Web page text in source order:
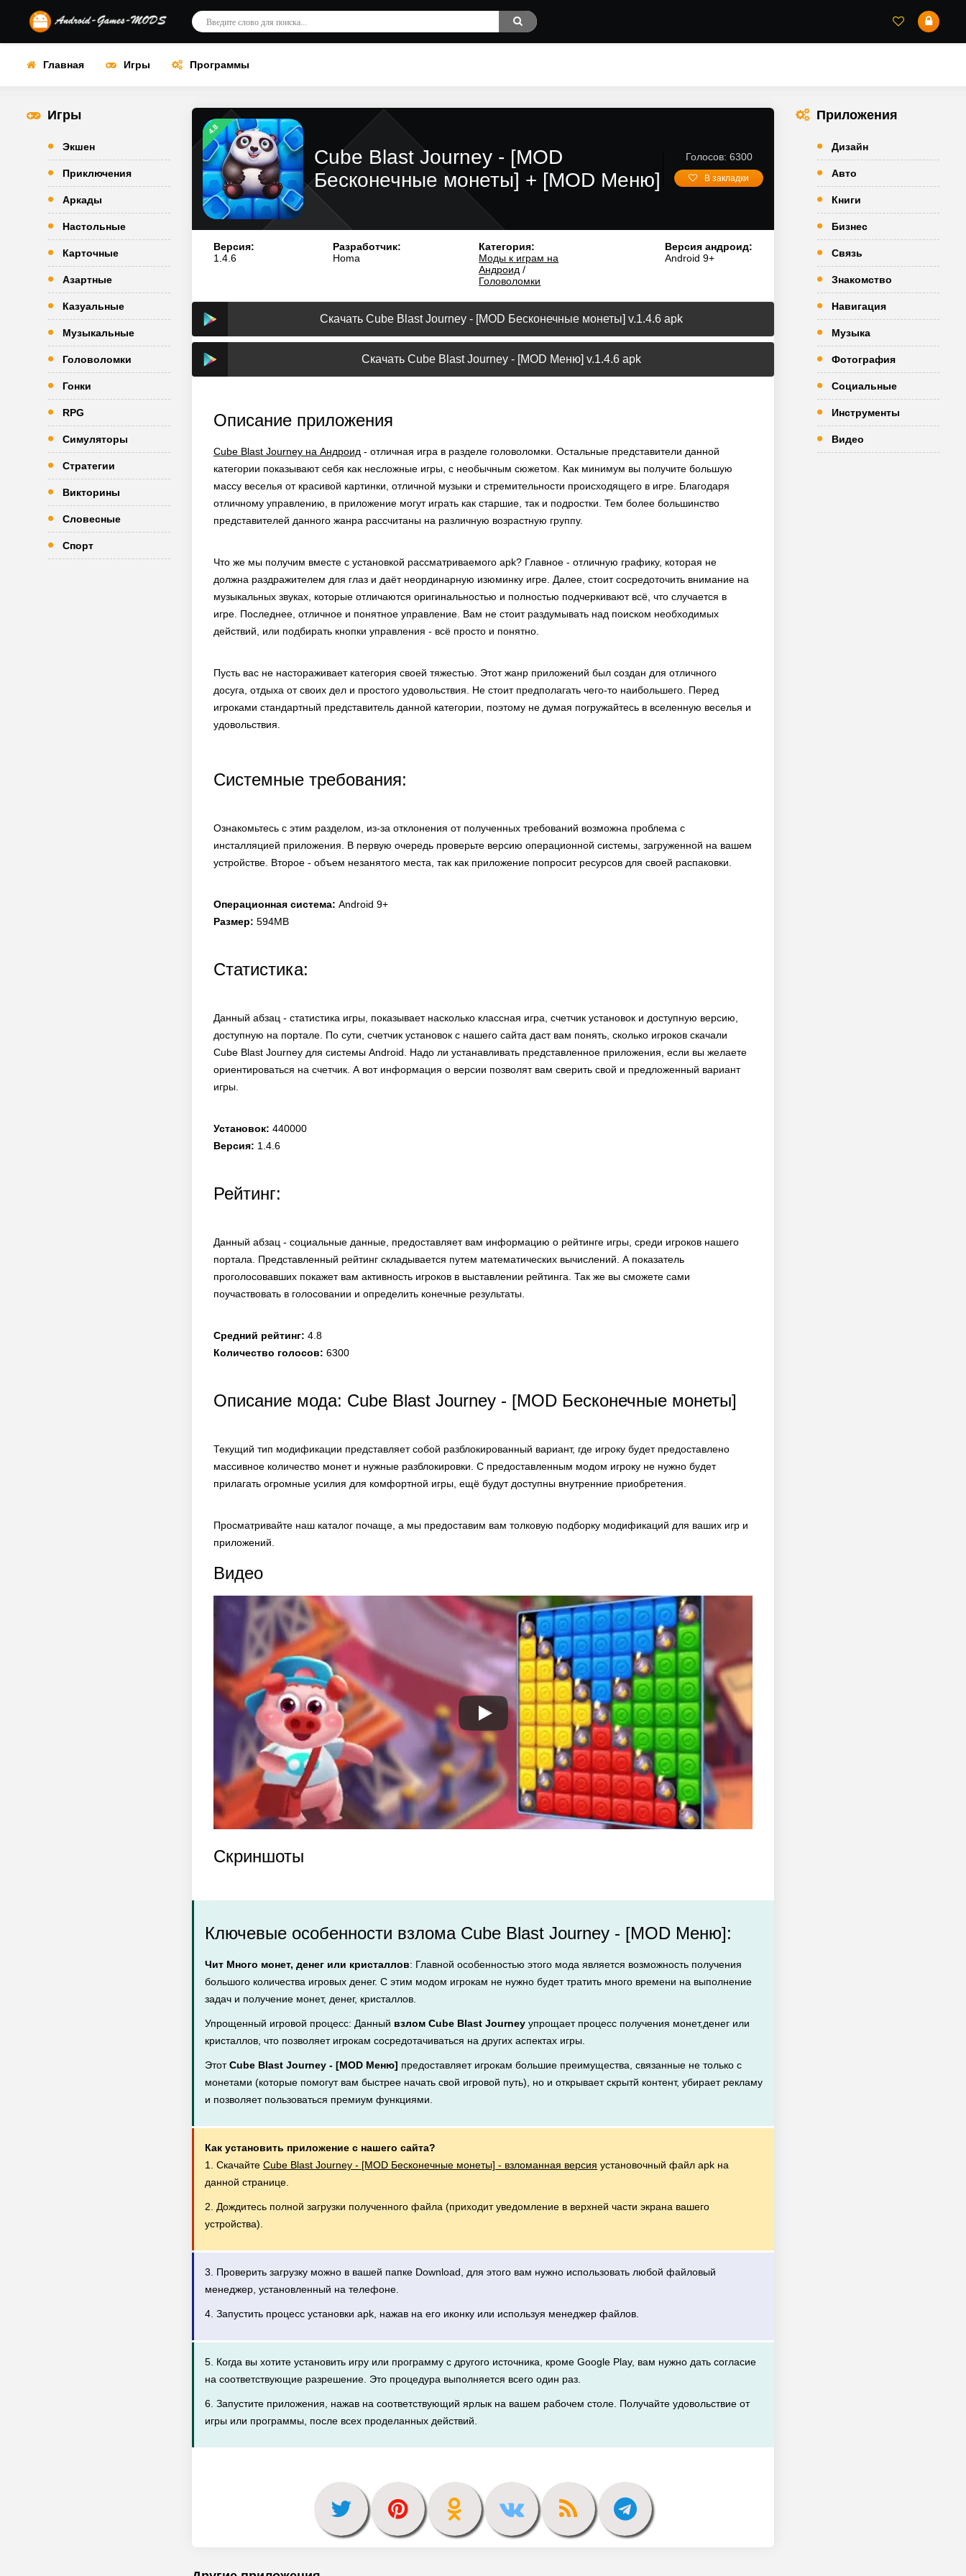
Главная Игры Программы
Игры
Экшен
Приключения
Аркады
Настольные
Карточные
Азартные
Казуальные
Музыкальные
Головоломки
Гонки
RPG
Симуляторы
Стратегии
Викторины
Словесные
Спорт
4.8
Cube Blast Journey - [MOD
Бесконечные монеты] + [MOD Меню]
Голосов: 6300
В закладки
Версия:
1.4.6
Разработчик:
Homa
Категория:
Моды к играм на
Андроид /
Головоломки
Версия андроид:
Android 9+
Скачать Cube Blast Journey - [MOD Бесконечные монеты] v.1.4.6 apk
Скачать Cube Blast Journey - [MOD Меню] v.1.4.6 apk
Описание приложения
Cube Blast Journey на Андроид - отличная игра в разделе головоломки. Остальные представители данной
категории показывают себя как несложные игры, с необычным сюжетом. Как минимум вы получите большую
массу веселья от красивой картинки, отличной музыки и стремительности происходящего в игре. Благодаря
отличному управлению, в приложение могут играть как старшие, так и подростки. Тем более большинство
представителей данного жанра рассчитаны на различную возрастную группу.
Что же мы получим вместе с установкой рассматриваемого apk? Главное - отличную графику, которая не
должна раздражителем для глаз и даёт неординарную изюминку игре. Далее, стоит сосредоточить внимание на
музыкальных звуках, которые отличаются оригинальностью и полностью подчеркивают всё, что случается в
игре. Последнее, отличное и понятное управление. Вам не стоит раздумывать над поиском необходимых
действий, или подбирать кнопки управления - всё просто и понятно.
Пусть вас не настораживает категория своей тяжестью. Этот жанр приложений был создан для отличного
досуга, отдыха от своих дел и простого удовольствия. Не стоит предполагать чего-то наибольшего. Перед
игроками стандартный представитель данной категории, поэтому не думая погружайтесь в вселенную веселья и
удовольствия.
Системные требования:
Ознакомьтесь с этим разделом, из-за отклонения от полученных требований возможна проблема с
инсталляцией приложения. В первую очередь проверьте версию операционной системы, загруженной на вашем
устройстве. Второе - объем незанятого места, так как приложение попросит ресурсов для своей распаковки.
Операционная система: Android 9+
Размер: 594MB
Статистика:
Данный абзац - статистика игры, показывает насколько классная игра, счетчик установок и доступную версию,
доступную на портале. По сути, счетчик установок с нашего сайта даст вам понять, сколько игроков скачали
Cube Blast Journey для системы Android. Надо ли устанавливать представленное приложения, если вы желаете
ориентироваться на счетчик. А вот информация о версии позволят вам сверить свой и предложенный вариант
игры.
Установок: 440000
Версия: 1.4.6
Рейтинг:
Данный абзац - социальные данные, предоставляет вам информацию о рейтинге игры, среди игроков нашего
портала. Представленный рейтинг складывается путем математических вычислений. А показатель
проголосовавших покажет вам активность игроков в выставлении рейтинга. Так же вы сможете сами
поучаствовать в голосовании и определить конечные результаты.
Средний рейтинг: 4.8
Количество голосов: 6300
Описание мода: Cube Blast Journey - [MOD Бесконечные монеты]
Текущий тип модификации представляет собой разблокированный вариант, где игроку будет предоставлено
массивное количество монет и нужные разблокировки. С предоставленным модом игроку не нужно будет
прилагать огромные усилия для комфортной игры, ещё будут доступны внутренние приобретения.
Просматривайте наш каталог почаще, а мы предоставим вам толковую подборку модификаций для ваших игр и
приложений.
Видео
Скриншоты
Ключевые особенности взлома Cube Blast Journey - [MOD Меню]:
Чит Много монет, денег или кристаллов: Главной особенностью этого мода является возможность получения
большого количества игровых денег. С этим модом игрокам не нужно будет тратить много времени на выполнение
задач и получение монет, денег, кристаллов.
Упрощенный игровой процесс: Данный взлом Cube Blast Journey упрощает процесс получения монет,денег или
кристаллов, что позволяет игрокам сосредотачиваться на других аспектах игры.
ЭтотCube Blast Journey - [MOD Меню] предоставляет игрокам большие преимущества, связанные не только с
монетами (которые помогут вам быстрее начать свой игровой путь), но и открывает скрытй контент, убирает рекламу
и позволяет пользоваться премиум функциями.
Как установить приложение с нашего сайта?
1. Скачайте Cube Blast Journey - [MOD Бесконечные монеты] - взломанная версия установочный файл apk на
данной странице.
2. Дождитесь полной загрузки полученного файла (приходит уведомление в верхней части экрана вашего
устройства).
3. Проверить загрузку можно в вашей папке Download, для этого вам нужно использовать любой файловый
менеджер, установленный на телефоне.
4. Запустить процесс установки apk, нажав на его иконку или используя менеджер файлов.
5. Когда вы хотите установить игру или программу с другого источника, кроме Google Play, вам нужно дать согласие
на соответствующие разрешение. Это процедура выполняется всего один раз.
6. Запустите приложения, нажав на соответствующий ярлык на вашем рабочем столе. Получайте удовольствие от
игры или программы, после всех проделанных действий.
Приложения
Дизайн
Авто
Книги
Бизнес
Связь
Знакомство
Навигация
Музыка
Фотография
Социальные
Инструменты
Видео